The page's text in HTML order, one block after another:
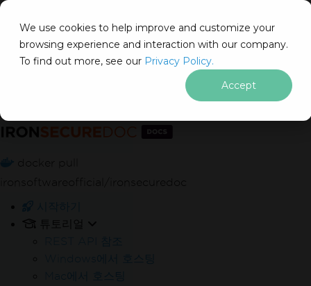
We use cookies to help improve and customize your
browsing experience and interaction with our company.
To find out more, see our Privacy Policy.
Accept
Docs
ironsoftwareofficial/ironsecuredoc
튜토리얼
무료30일 체험 키를 즉시 받으세요.
제한 없음. 100% 무제한 이용. 신용카드 불필요.